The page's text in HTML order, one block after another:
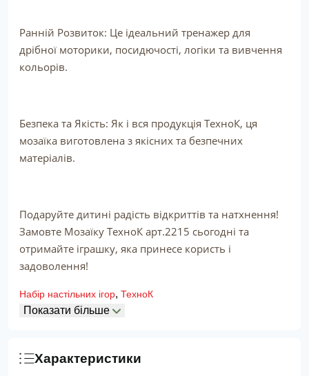
Ранній Розвиток: Це ідеальний тренажер для
дрібної моторики, посидючості, логіки та вивчення
кольорів.
Безпека та Якість: Як і вся продукція ТехноК, ця
мозаїка виготовлена з якісних та безпечних
матеріалів.
Подаруйте дитині радість відкриттів та натхнення!
Замовте Мозаїку ТехноК арт.2215 сьогодні та
отримайте іграшку, яка принесе користь і
задоволення!
Набір настільних ігор, ТехноК
Показати більше
Характеристики